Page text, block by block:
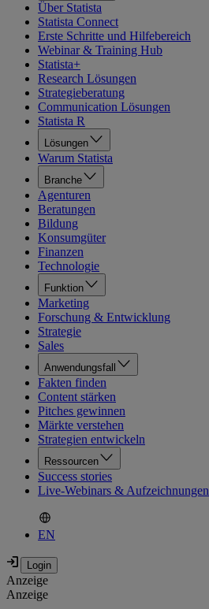
Über Statista
Statista Connect
Erste Schritte und Hilfebereich
Webinar & Training Hub
Statista+
Research Lösungen
Strategieberatung
Communication Lösungen
Statista R
Lösungen
Warum Statista
Branche
Agenturen
Beratungen
Bildung
Konsumgüter
Finanzen
Technologie
Funktion
Marketing
Forschung & Entwicklung
Strategie
Sales
Anwendungsfall
Fakten finden
Content stärken
Pitches gewinnen
Märkte verstehen
Strategien entwickeln
Ressourcen
Success stories
Live-Webinars & Aufzeichnungen
EN
Anzeige
Anzeige